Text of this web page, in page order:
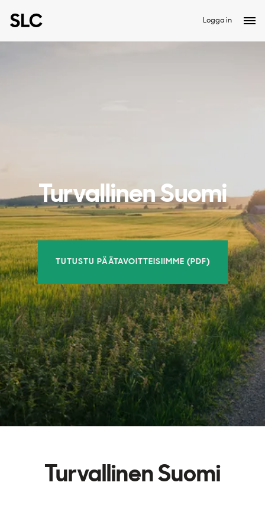
Logga in
Turvallinen Suomi
TUTUSTU PÄÄTAVOITTEISIIMME (PDF)
Turvallinen Suomi